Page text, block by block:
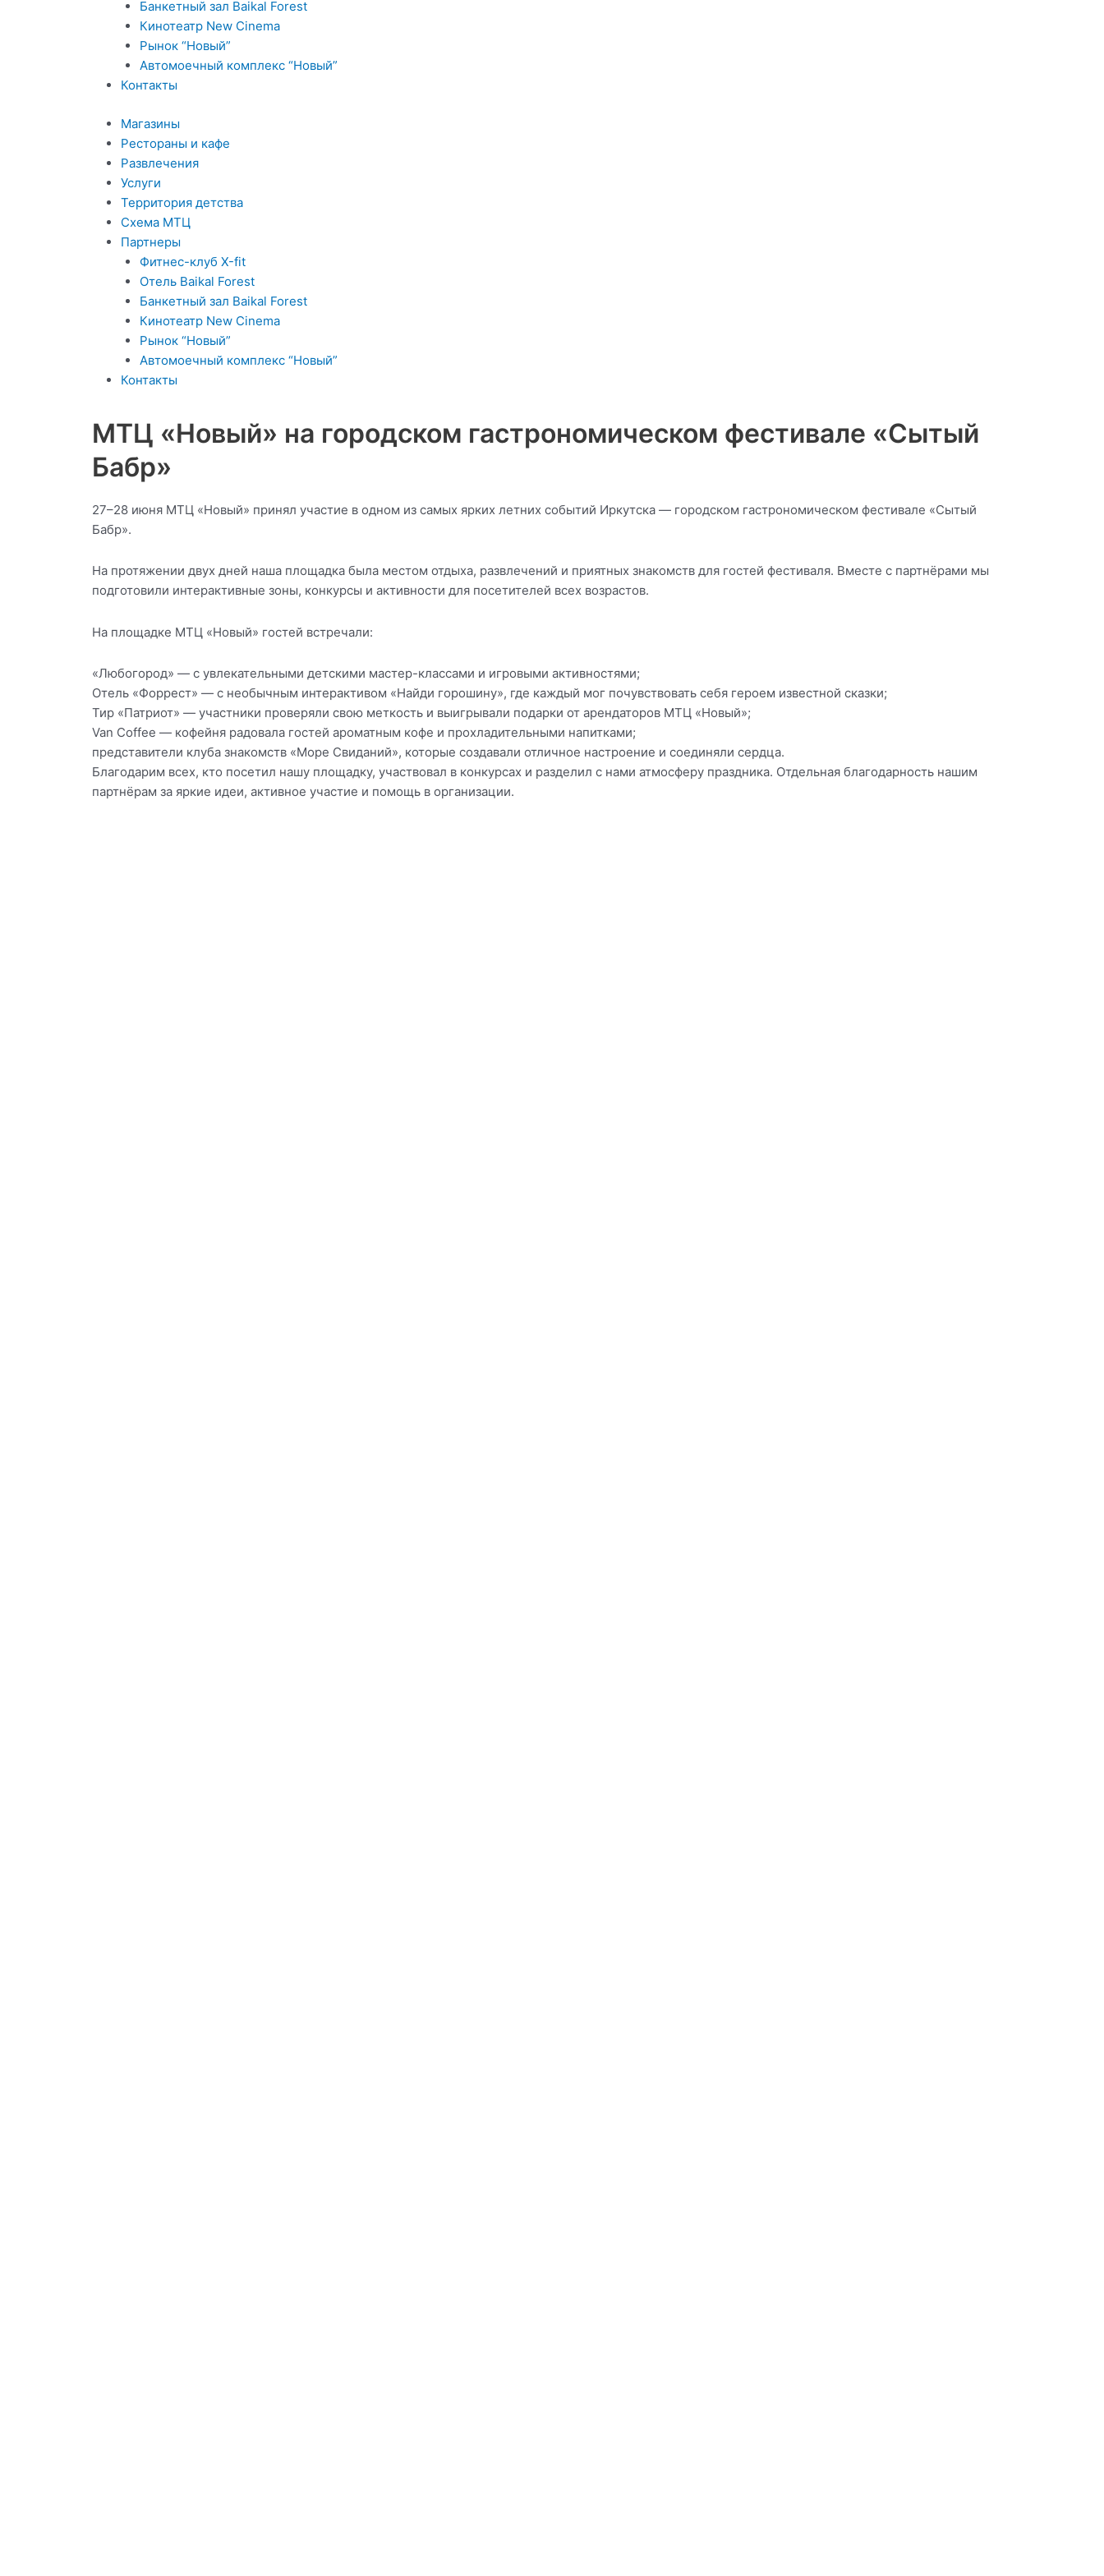
Банкетный зал Baikal Forest
Кинотеатр New Cinema
Рынок “Новый”
Автомоечный комплекс “Новый”
Контакты
Магазины
Рестораны и кафе
Развлечения
Услуги
Территория детства
Схема МТЦ
Партнеры
Фитнес-клуб Х-fit
Отель Baikal Forest
Банкетный зал Baikal Forest
Кинотеатр New Cinema
Рынок “Новый”
Автомоечный комплекс “Новый”
Контакты
МТЦ «Новый» на городском гастрономическом фестивале «Сытый
Бабр»
27–28 июня МТЦ «Новый» принял участие в одном из самых ярких летних событий Иркутска — городском гастрономическом фестивале «Сытый
Бабр».
На протяжении двух дней наша площадка была местом отдыха, развлечений и приятных знакомств для гостей фестиваля. Вместе с партнёрами мы
подготовили интерактивные зоны, конкурсы и активности для посетителей всех возрастов.
На площадке МТЦ «Новый» гостей встречали:
«Любогород» — с увлекательными детскими мастер-классами и игровыми активностями;
Отель «Форрест» — с необычным интерактивом «Найди горошину», где каждый мог почувствовать себя героем известной сказки;
Тир «Патриот» — участники проверяли свою меткость и выигрывали подарки от арендаторов МТЦ «Новый»;
Van Coffee — кофейня радовала гостей ароматным кофе и прохладительными напитками;
представители клуба знакомств «Море Свиданий», которые создавали отличное настроение и соединяли сердца.
Благодарим всех, кто посетил нашу площадку, участвовал в конкурсах и разделил с нами атмосферу праздника. Отдельная благодарность нашим
партнёрам за яркие идеи, активное участие и помощь в организации.